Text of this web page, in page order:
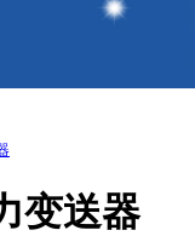
变送器